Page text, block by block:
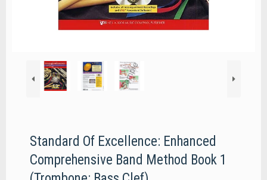
Standard Of Excellence: Enhanced
Comprehensive Band Method Book 1